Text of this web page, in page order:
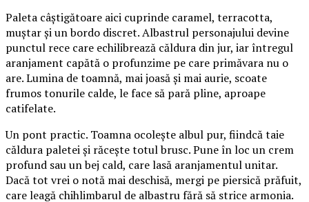
Paleta câștigătoare aici cuprinde caramel, terracotta,
muștar și un bordo discret. Albastrul personajului devine
punctul rece care echilibrează căldura din jur, iar întregul
aranjament capătă o profunzime pe care primăvara nu o
are. Lumina de toamnă, mai joasă și mai aurie, scoate
frumos tonurile calde, le face să pară pline, aproape
catifelate.
Un pont practic. Toamna ocolește albul pur, fiindcă taie
căldura paletei și răcește totul brusc. Pune în loc un crem
profund sau un bej cald, care lasă aranjamentul unitar.
Dacă tot vrei o notă mai deschisă, mergi pe piersică prăfuit,
care leagă chihlimbarul de albastru fără să strice armonia.